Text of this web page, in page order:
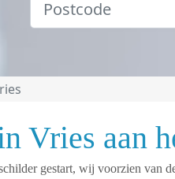
Vries aan
gestart, wij voorzien van